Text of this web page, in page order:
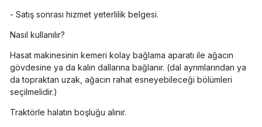
- Satış sonrası hizmet yeterlilik belgesi.
Nasıl kullanılır?
Hasat makinesinin kemeri kolay bağlama aparatı ile ağacın
gövdesine ya da kalın dallarına bağlanır. (dal ayrımlarından ya
da topraktan uzak, ağacın rahat esneyebileceği bölümleri
seçilmelidir.)
Traktörle halatın boşluğu alınır.